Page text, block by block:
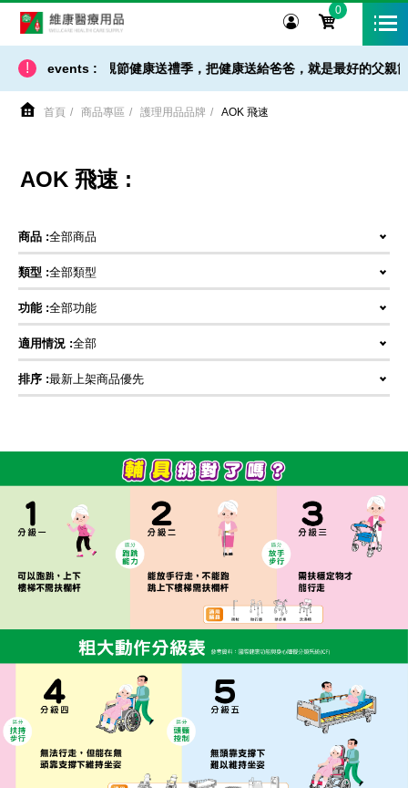
0
! events :
運 - 小提醒】父親節健康送禮季，把健康送給爸爸，就是最好的父親
首頁 商品專區 護理用品品牌 AOK 飛速
AOK 飛速 :
商品 :全部商品
類型 :全部類型
功能 :全部功能
適用情況 :全部
排序 :最新上架商品優先